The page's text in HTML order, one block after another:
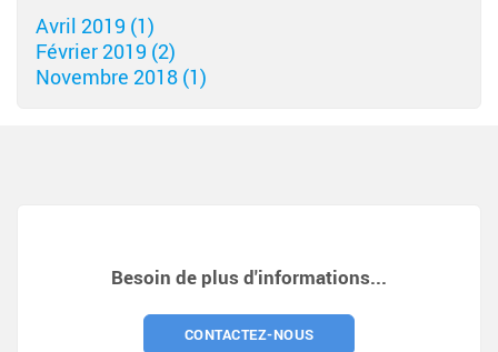
Avril 2019 (1)
Février 2019 (2)
Novembre 2018 (1)
Besoin de plus d'informations...
CONTACTEZ-NOUS